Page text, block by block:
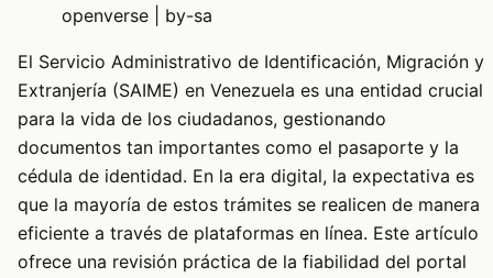
openverse | by-sa
El Servicio Administrativo de Identificación, Migración y
Extranjería (SAIME) en Venezuela es una entidad crucial
para la vida de los ciudadanos, gestionando
documentos tan importantes como el pasaporte y la
cédula de identidad. En la era digital, la expectativa es
que la mayoría de estos trámites se realicen de manera
eficiente a través de plataformas en línea. Este artículo
ofrece una revisión práctica de la fiabilidad del portal